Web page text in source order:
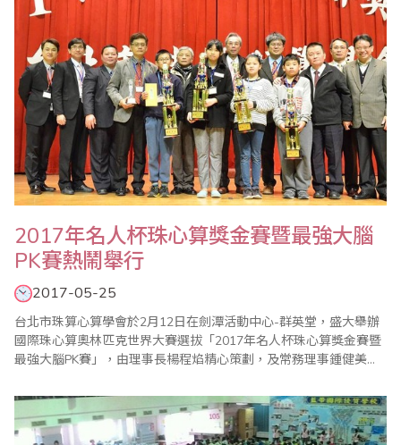
2017年名人杯珠心算獎金賽暨最強大腦
PK賽熱鬧舉行
2017-05-25
台北市珠算心算學會於2月12日在劍潭活動中心-群英堂，盛大舉辦
國際珠心算奧林匹克世界大賽選拔「2017年名人杯珠心算獎金賽暨
最強大腦PK賽」，由理事長楊程焰精心策劃，及常務理事鍾健美和
裁判長陳彥光老師主持下，加上眾多老師的協助與配合，使得比賽
圓滿成功。本屆比賽開創閃算PK表演賽，凡參加珠算比賽的孩童，
人人皆有機會參與角逐，並取各組前二名至台..